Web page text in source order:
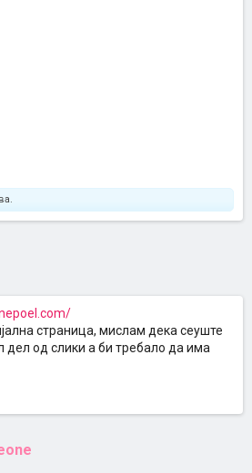
страница, мислам дека сеуште
од слики а би требало да има